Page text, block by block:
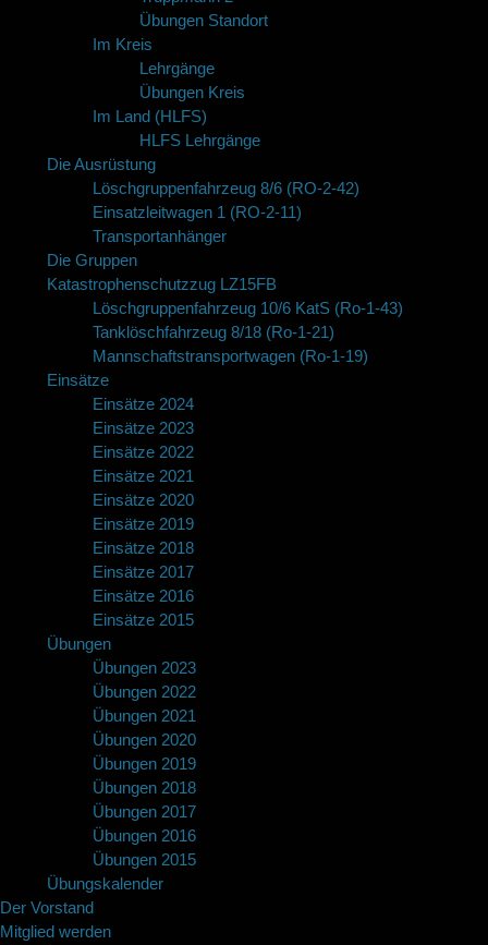
Übungen Standort
Im Kreis
Lehrgänge
Übungen Kreis
Im Land (HLFS)
HLFS Lehrgänge
Die Ausrüstung
Löschgruppenfahrzeug 8/6 (RO-2-42)
Einsatzleitwagen 1 (RO-2-11)
Transportanhänger
Die Gruppen
Katastrophenschutzzug LZ15FB
Löschgruppenfahrzeug 10/6 KatS (Ro-1-43)
Tanklöschfahrzeug 8/18 (Ro-1-21)
Mannschaftstransportwagen (Ro-1-19)
Einsätze
Einsätze 2024
Einsätze 2023
Einsätze 2022
Einsätze 2021
Einsätze 2020
Einsätze 2019
Einsätze 2018
Einsätze 2017
Einsätze 2016
Einsätze 2015
Übungen
Übungen 2023
Übungen 2022
Übungen 2021
Übungen 2020
Übungen 2019
Übungen 2018
Übungen 2017
Übungen 2016
Übungen 2015
Übungskalender
Der Vorstand
Mitglied werden